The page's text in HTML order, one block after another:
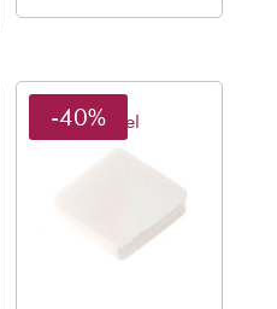
Sibel
-40%